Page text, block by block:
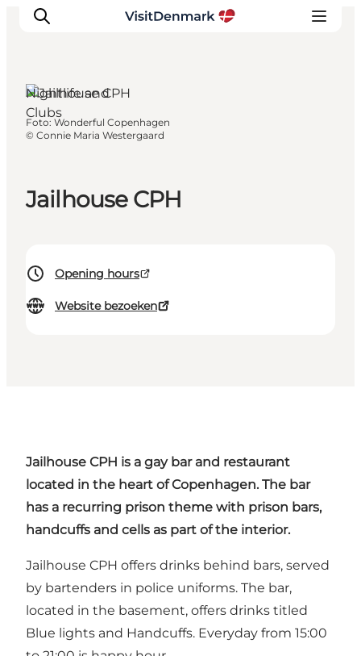
Inspiratie
Accommodaties
Jailhouse CPH
Opening hours
Website bezoeken
Nightlife and
Clubs
Foto: Wonderful Copenhagen
© Connie Maria Westergaard
Jailhouse CPH is a gay bar and restaurant
located in the heart of Copenhagen. The bar
has a recurring prison theme with prison bars,
handcuffs and cells as part of the interior.
Jailhouse CPH offers drinks behind bars, served
by bartenders in police uniforms. The bar,
located in the basement, offers drinks titled
Blue lights and Handcuffs. Everyday from 15:00